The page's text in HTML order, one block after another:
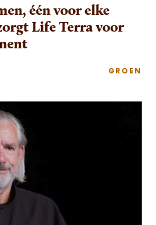
één voor elke
Life Terra voor
GROEN